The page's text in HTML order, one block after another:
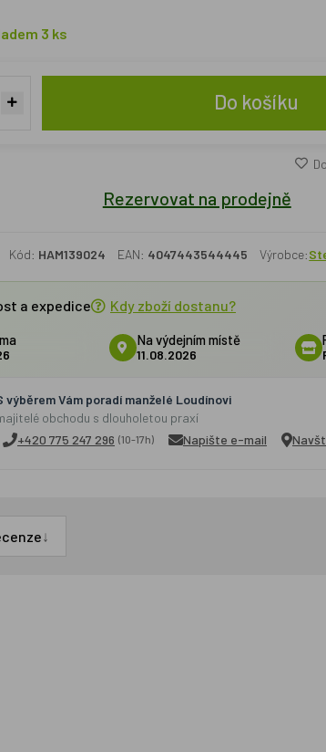
3 ks
Do košíku
Rezervovat na prodejně
Kód: HAM139024 EAN: 4047443544445 Výrobce:
a expedice Kdy zboží dostanu?
Na výdejním místě
11.08.2026
výběrem Vám poradí manželé Loudínovi
obchodu s dlouholetou praxí
+420 775 247 296 (10-17h) Napište e-mail
↓